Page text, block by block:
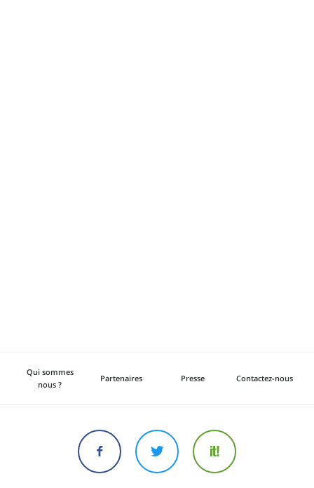
Qui sommes
nous ?
Partenaires Presse Contactez-nous